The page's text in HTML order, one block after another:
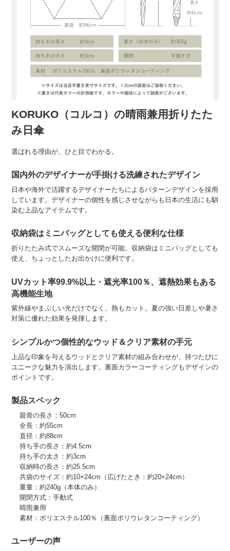
KORUKO（コルコ）の晴雨兼用折りたた
み日傘
選ばれる理由が、ひと目でわかる。
国内外のデザイナーが手掛ける洗練されたデザイン
日本や海外で活躍するデザイナーたちによるパターンデザインを採用
しています。デザイナーの個性を感じさせながらも日本の生活にも馴
染む上品なアイテムです。
収納袋はミニバッグとしても使える便利な仕様
折りたたみ式でスムーズな開閉が可能。収納袋はミニバッグとしても
使え、ちょっとしたお出かけに便利です。
UVカット率99.9%以上・遮光率100％、遮熱効果もある
高機能生地
紫外線やまぶしい光だけでなく、熱もカット。夏の強い日差しや暑さ
対策に優れた効果を発揮します。
シンプルかつ個性的なウッド＆クリア素材の手元
上品な印象を与えるウッドとクリア素材の組み合わせが、持つたびに
ユニークな魅力を演出します。裏面カラーコーティングもデザインの
ポイントです。
製品スペック
親骨の長さ：50cm
全長：約55cm
直径：約88cm
持ち手の長さ：約4.5cm
持ち手の太さ：約3cm
収納時の長さ：約25.5cm
共袋のサイズ：約10×24cm（広げたとき：約20×24cm）
重量：約240g（本体のみ）
開閉方式：手動式
晴雨兼用
素材：ポリエステル100％（裏面ポリウレタンコーティング）
ユーザーの声